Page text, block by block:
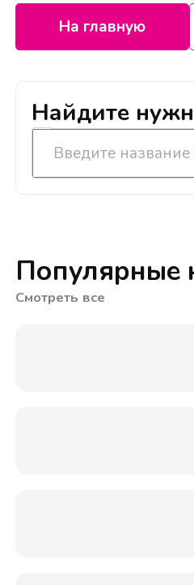
На главную
Найдите
Популярные
Смотреть все